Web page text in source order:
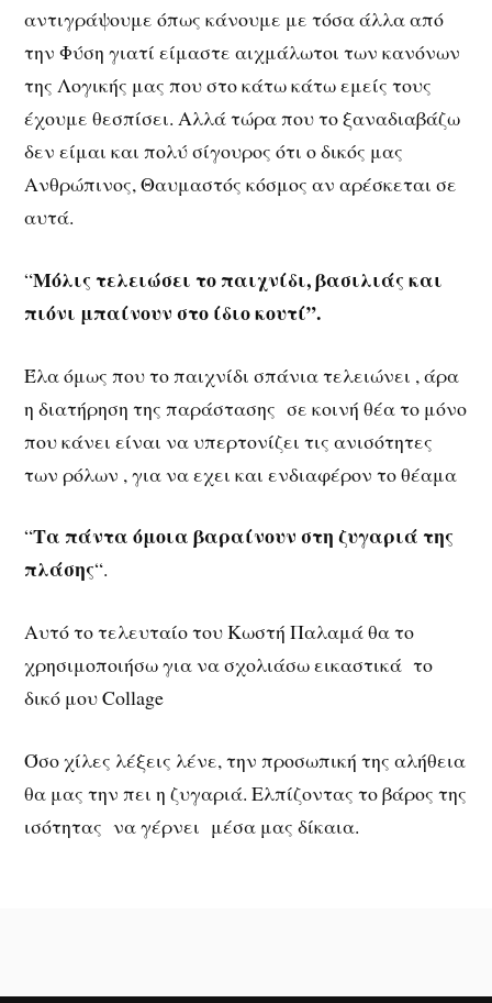
αντιγράψουμε όπως κάνουμε με τόσα άλλα από
την Φύση γιατί είμαστε αιχμάλωτοι των κανόνων
της Λογικής μας που στο κάτω κάτω εμείς τους
έχουμε θεσπίσει. Αλλά τώρα που το ξαναδιαβάζω
δεν είμαι και πολύ σίγουρος ότι ο δικός μας
Ανθρώπινος, Θαυμαστός κόσμος αν αρέσκεται σε
αυτά.
“Μόλις τελειώσει το παιχνίδι, βασιλιάς και
πιόνι μπαίνουν στο ίδιο κουτί”.
Έλα όμως που το παιχνίδι σπάνια τελειώνει , άρα
η διατήρηση της παράστασης σε κοινή θέα το μόνο
που κάνει είναι να υπερτονίζει τις ανισότητες
των ρόλων , για να εχει και ενδιαφέρον το θέαμα
“Τα πάντα όμοια βαραίνουν στη ζυγαριά της
πλάσης“.
Αυτό το τελευταίο του Κωστή Παλαμά θα το
χρησιμοποιήσω για να σχολιάσω εικαστικά το
δικό μου Collage
Όσο χίλες λέξεις λένε, την προσωπική της αλήθεια
θα μας την πει η ζυγαριά. Ελπίζοντας το βάρος της
ισότητας να γέρνει μέσα μας δίκαια.